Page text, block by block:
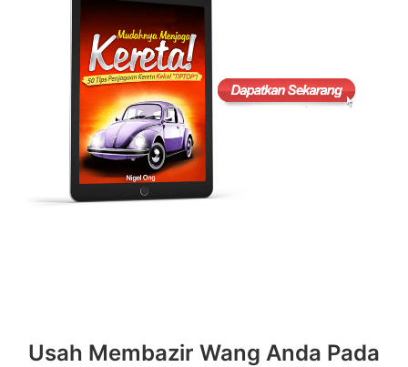
Usah Membazir Wang Anda Pada